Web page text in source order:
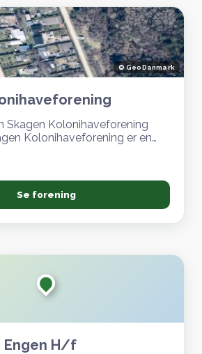
© GeoDanmark
Skagen Kolonihaveforening
Kolonihaveforening er en
Se forening
Engen H/f